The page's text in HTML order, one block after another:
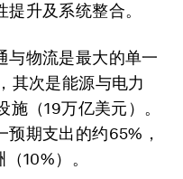
升及系统整合。
与物流是最大的单一
其次是能源与电力
施（19万亿美元）。
预期支出的约65%，
10%）。